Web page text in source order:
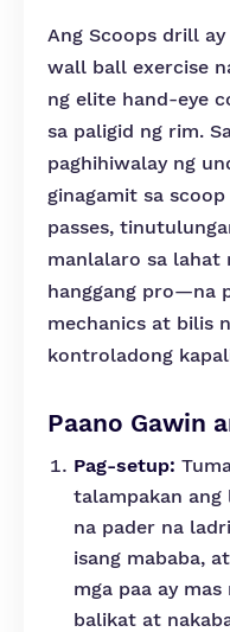
Ang Scoops drill
wall ball exercise
ng elite hand-eye
sa paligid ng rim.
paghihiwalay ng
ginagamit sa
passes,
manlalaro sa
hanggang pro—na
mechanics at bilis
kontroladong
Paano Gawin
Pag-setup:
talampakan ang
na pader na
isang mababa,
mga paa ay
balikat at